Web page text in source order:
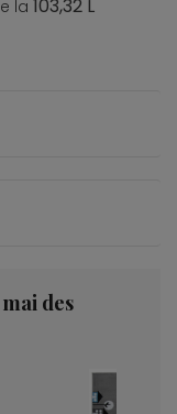
la 103,32 L
des